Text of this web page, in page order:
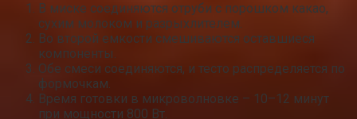
В миске соединяются отруби с порошком какао,
сухим молоком и разрыхлителем.
Во второй емкости смешиваются оставшиеся
компоненты.
Обе смеси соединяются, и тесто распределяется по
формочкам.
Время готовки в микроволновке – 10–12 минут
при мощности 800 Вт.